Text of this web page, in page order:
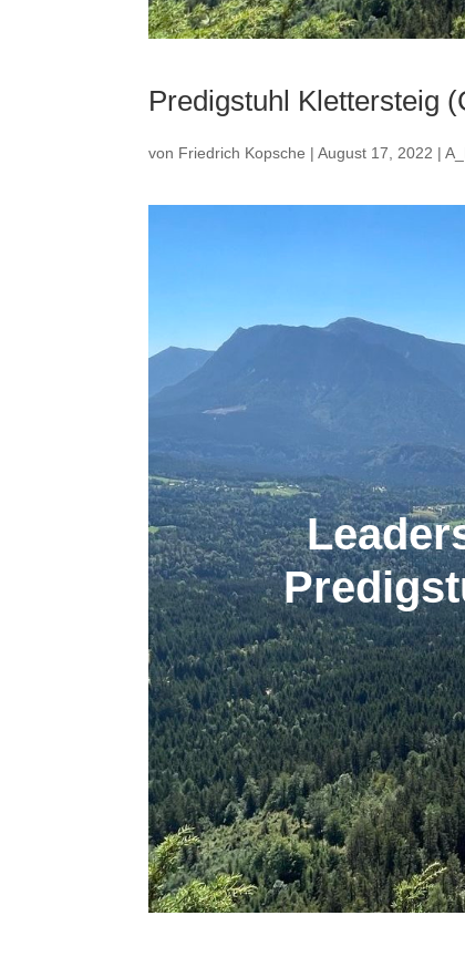
Predigstuhl Klettersteig
von Friedrich Kopsche |August 17, 2022 |